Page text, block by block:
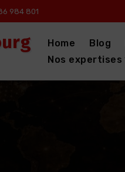
984 801
Home Blog
Nos expertises